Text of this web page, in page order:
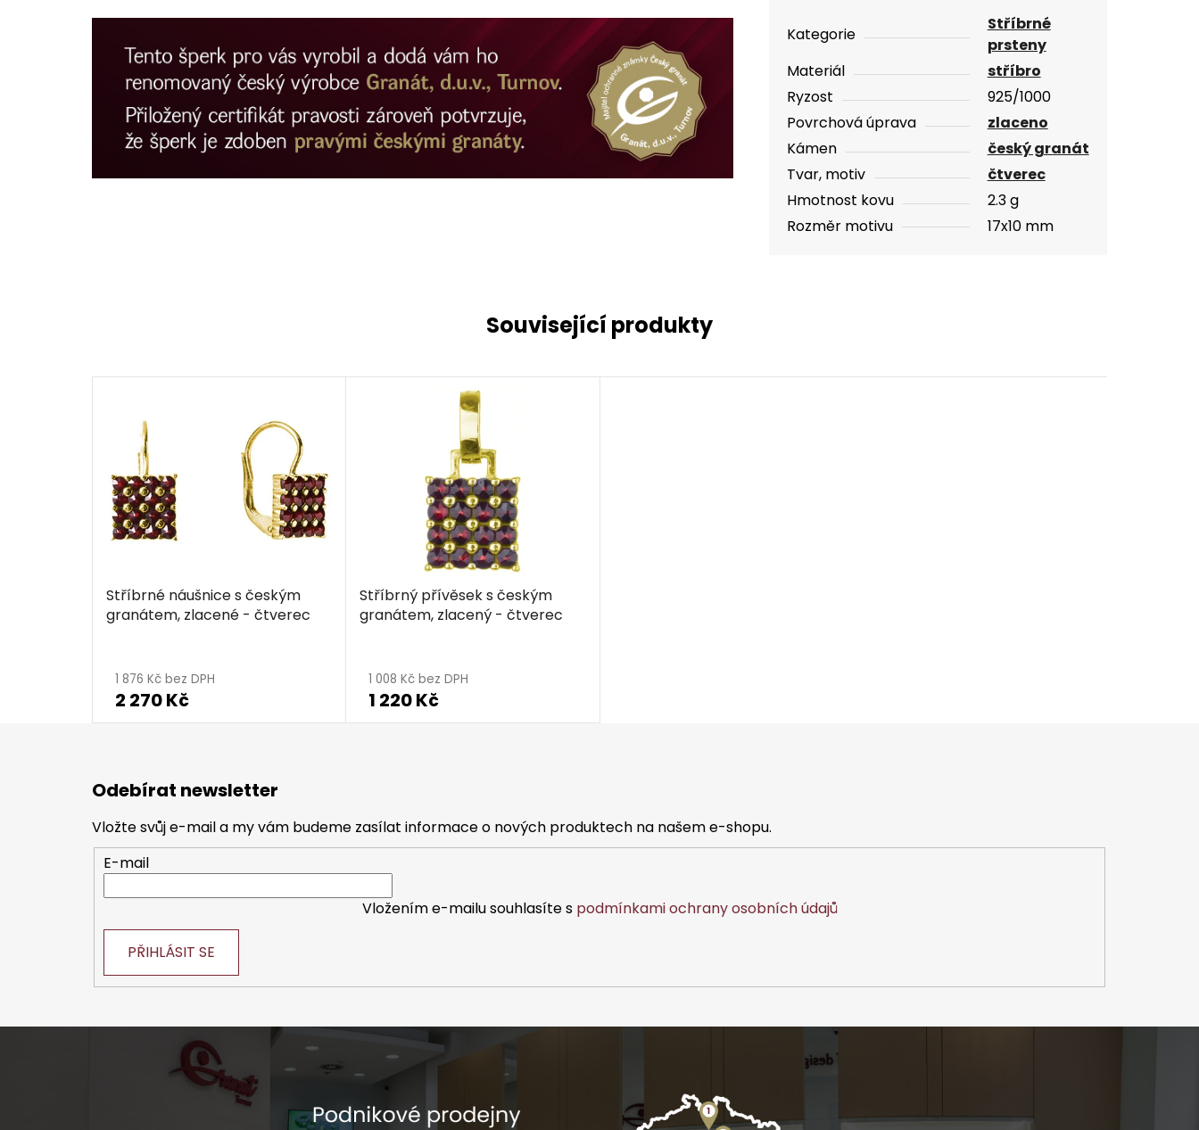
Kategorie
Stříbrné
prsteny
Materiál
stříbro
Ryzost
925/1000
Povrchová úprava
zlaceno
Kámen
český granát
Tvar, motiv
čtverec
Hmotnost kovu
2.3 g
Rozměr motivu
17x10 mm
Související produkty
Stříbrné náušnice s českým
granátem, zlacené - čtverec
1 876 Kč bez DPH
2 270 Kč
Stříbrný přívěsek s českým
granátem, zlacený - čtverec
1 008 Kč bez DPH
1 220 Kč
Odebírat newsletter
Vložte svůj e-mail a my vám budeme zasílat informace o nových produktech na našem e-shopu.
E-mail
Vložením e-mailu souhlasíte s podmínkami ochrany osobních údajů
PŘIHLÁSIT SE